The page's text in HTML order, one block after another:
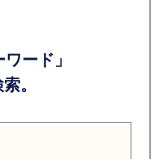
ード」
。